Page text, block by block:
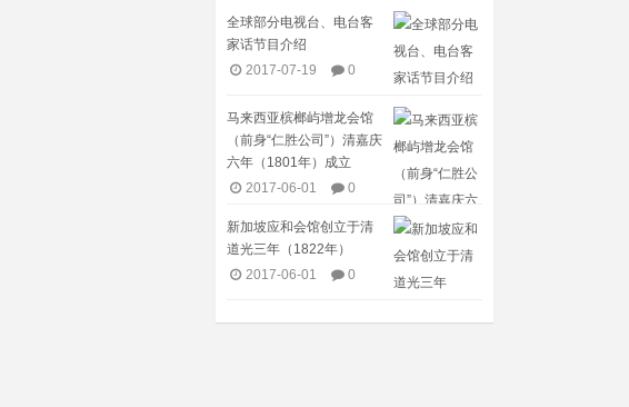
全球部分电视台、电台客
家话节目介绍​
2017-07-19
0
马来西亚槟榔屿增龙会馆
（前身“仁胜公司”）清嘉庆
六年（1801年）成立
2017-06-01
0
新加坡应和会馆创立于清
道光三年（1822年）
2017-06-01
0